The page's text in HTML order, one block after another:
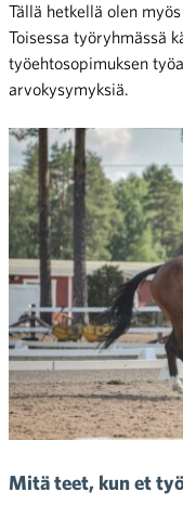
Tällä hetkellä olen
Toisessa työryhmässä
työehtosopimuksen
arvokysymyksiä.
Mitä teet, kun et